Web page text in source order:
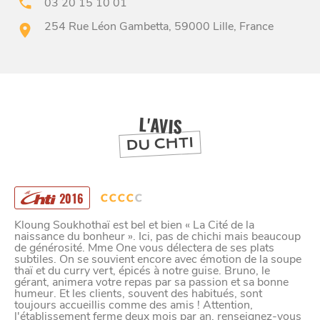
L'AVIS
DU CHTI
2016
Kloung Soukhothaï est bel et bien « La Cité de la
naissance du bonheur ». Ici, pas de chichi mais beaucoup
de générosité. Mme One vous délectera de ses plats
subtiles. On se souvient encore avec émotion de la soupe
thaï et du curry vert, épicés à notre guise. Bruno, le
gérant, animera votre repas par sa passion et sa bonne
humeur. Et les clients, souvent des habitués, sont
toujours accueillis comme des amis ! Attention,
l'établissement ferme deux mois par an, renseignez-vous
254 Rue Léon Gambetta, 59000 Lille, France
DEPUIS 1973